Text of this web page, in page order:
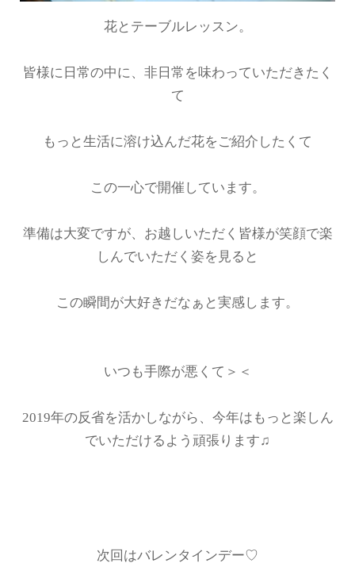
花とテーブルレッスン。
皆様に日常の中に、非日常を味わっていただきたく
て
もっと生活に溶け込んだ花をご紹介したくて
この一心で開催しています。
準備は大変ですが、お越しいただく皆様が笑顔で楽
しんでいただく姿を見ると
この瞬間が大好きだなぁと実感します。
いつも手際が悪くて＞＜
2019年の反省を活かしながら、今年はもっと楽しん
でいただけるよう頑張ります♫
次回はバレンタインデー♡